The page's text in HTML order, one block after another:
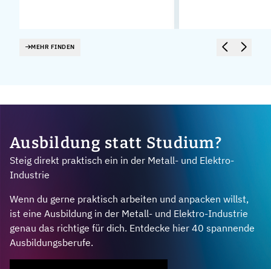
MEHR FINDEN
Ausbildung statt Studium?
Steig direkt praktisch ein in der Metall- und Elektro-
Industrie
Wenn du gerne praktisch arbeiten und anpacken willst,
ist eine Ausbildung in der Metall- und Elektro-Industrie
genau das richtige für dich. Entdecke hier 40 spannende
Ausbildungsberufe.